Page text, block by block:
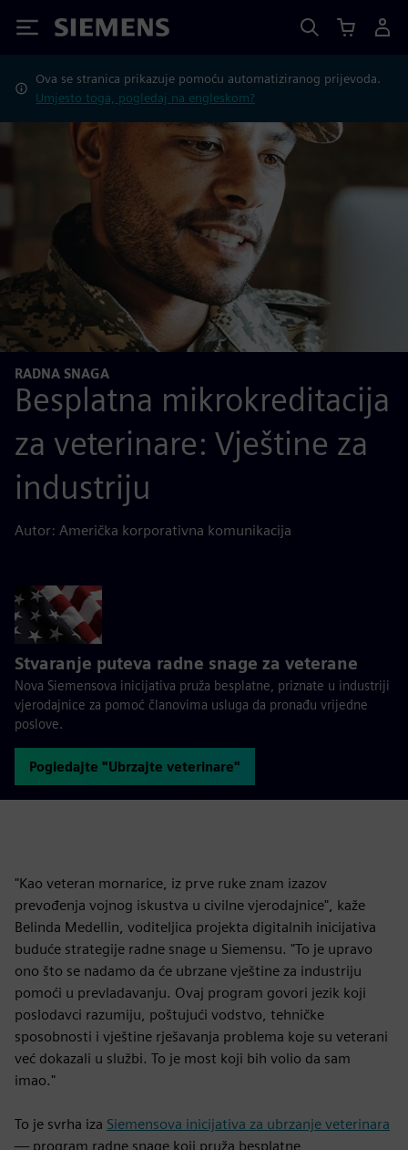
Siemens
Ova se stranica prikazuje pomoću automatiziranog prijevoda.
Umjesto toga, pogledaj na engleskom?
RADNA SNAGA
Besplatna mikrokreditacija
za veterinare: Vještine za
industriju
Autor: Američka korporativna komunikacija
Stvaranje puteva radne snage za veterane
Nova Siemensova inicijativa pruža besplatne, priznate u industriji
vjerodajnice za pomoć članovima usluga da pronađu vrijedne
poslove.
Pogledajte "Ubrzajte veterinare"
"Kao veteran mornarice, iz prve ruke znam izazov
prevođenja vojnog iskustva u civilne vjerodajnice", kaže
Belinda Medellin, voditeljica projekta digitalnih inicijativa
buduće strategije radne snage u Siemensu. "To je upravo
ono što se nadamo da će ubrzane vještine za industriju
pomoći u prevladavanju. Ovaj program govori jezik koji
poslodavci razumiju, poštujući vodstvo, tehničke
sposobnosti i vještine rješavanja problema koje su veterani
već dokazali u službi. To je most koji bih volio da sam
imao."
To je svrha iza Siemensova inicijativa za ubrzanje veterinara
— program radne snage koji pruža besplatne